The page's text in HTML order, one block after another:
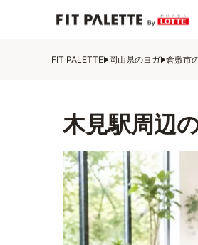
FIT PALETTE 岡山県のヨガ 倉敷市
木見駅周辺